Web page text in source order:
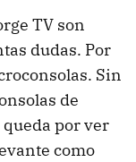
TV son
dudas. Por
Sin
de
por ver
como